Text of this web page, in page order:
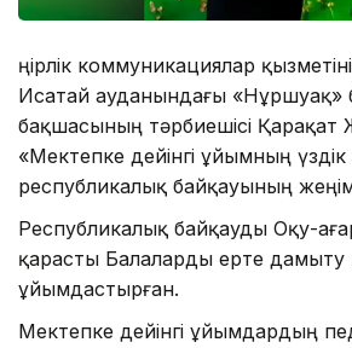
Өңірлік коммуникациялар
Исатай ауданындағы «Нұршуақ»
бақшасының тәрбиешісі Қарақат
«Мектепке дейінгі ұйымның үздік
республикалық байқауының
Республикалық байқауды Оқу-
қарасты Балаларды ерте дамыту
ұйымдастырған.
Мектепке дейінгі ұйымдардың